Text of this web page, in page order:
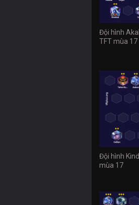
Đội hình
TFT mùa 17
Đội hình
mùa 17